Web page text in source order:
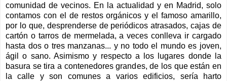
comunidad de vecinos. En la actualidad y en Madrid, solo
contamos con el de restos orgánicos y el famoso amarillo,
por lo que, desprenderse de periódicos atrasados, cajas de
cartón o tarros de mermelada, a veces conlleva ir cargado
hasta dos o tres manzanas... y no todo el mundo es joven,
ágil o sano. Asimismo y respecto a los lugares donde la
basura se tira a contenedores grandes, de los que están en
la calle y son comunes a varios edificios, sería harto